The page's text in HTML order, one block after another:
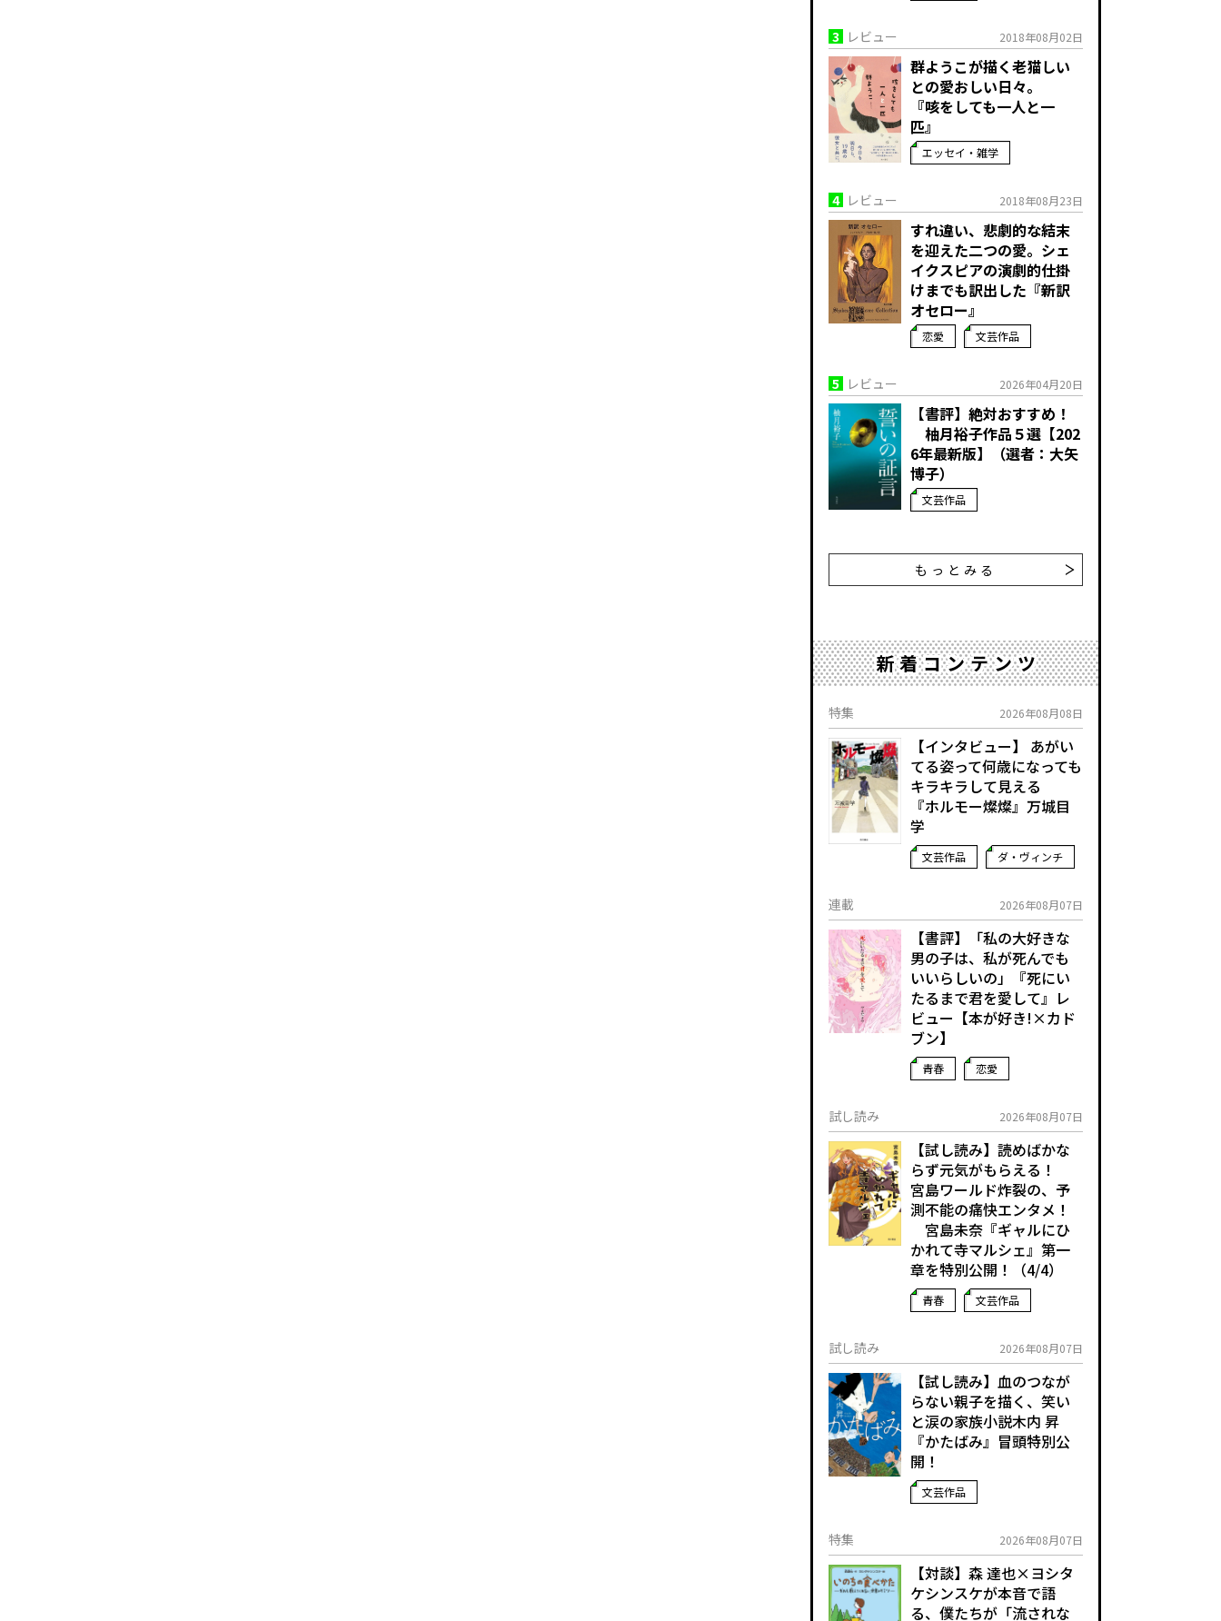
3 レビュー 2018年08月02日
群ようこが描く老猫しい
との愛おしい日々。
『咳をしても一人と一
匹』
エッセイ・雑学
4 レビュー 2018年08月23日
すれ違い、悲劇的な結末
を迎えた二つの愛。シェ
イクスピアの演劇的仕掛
けまでも訳出した『新訳
オセロー』
恋愛 文芸作品
5 レビュー 2026年04月20日
【書評】絶対おすすめ！
柚月裕子作品５選【202
6年最新版】（選者：大矢
博子）
文芸作品
もっとみる
新着コンテンツ
特集 2026年08月08日
【インタビュー】 あがい
てる姿って何歳になっても
キラキラして見える
『ホルモー燦燦』万城目
学
文芸作品 ダ・ヴィンチ
連載 2026年08月07日
【書評】「私の大好きな
男の子は、私が死んでも
いいらしいの」――『死にい
たるまで君を愛して』レ
ビュー【本が好き!×カド
ブン】
青春 恋愛
試し読み 2026年08月07日
【試し読み】読めばかな
らず元気がもらえる！
宮島ワールド炸裂の、予
測不能の痛快エンタメ！
宮島未奈『ギャルにひ
かれて寺マルシェ』第一
章を特別公開！（4/4）
青春 文芸作品
試し読み 2026年08月07日
【試し読み】血のつなが
らない親子を描く、笑い
と涙の家族小説――木内 昇
『かたばみ』冒頭特別公
開！
文芸作品
特集 2026年08月07日
【対談】森 達也×ヨシタ
ケシンスケが本音で語
る、僕たちが「流されな